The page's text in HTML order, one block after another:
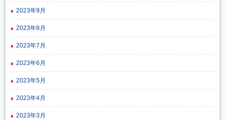
2023年9月
2023年8月
2023年7月
2023年6月
2023年5月
2023年4月
2023年3月